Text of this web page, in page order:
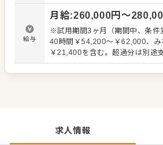
材の仕入れや在庫管理 ・アルバ
入社後はスキルに合わせた業務
徐々に仕事の幅を広げていきま
なたの成長をサポートしますの
てスタートできる環境です。 ゆ
給与
月給:260,000円〜
※試用期間3ヶ月（期間中、条
40時間￥54,200～￥62,000、み
￥21,400を含む。超過分は別途
求人情報